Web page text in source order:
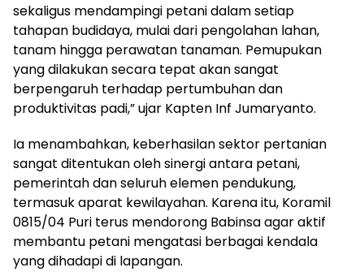
sekaligus mendampingi petani dalam setiap
tahapan budidaya, mulai dari pengolahan lahan,
tanam hingga perawatan tanaman. Pemupukan
yang dilakukan secara tepat akan sangat
berpengaruh terhadap pertumbuhan dan
produktivitas padi,” ujar Kapten Inf Jumaryanto.
Ia menambahkan, keberhasilan sektor pertanian
sangat ditentukan oleh sinergi antara petani,
pemerintah dan seluruh elemen pendukung,
termasuk aparat kewilayahan. Karena itu, Koramil
0815/04 Puri terus mendorong Babinsa agar aktif
membantu petani mengatasi berbagai kendala
yang dihadapi di lapangan.